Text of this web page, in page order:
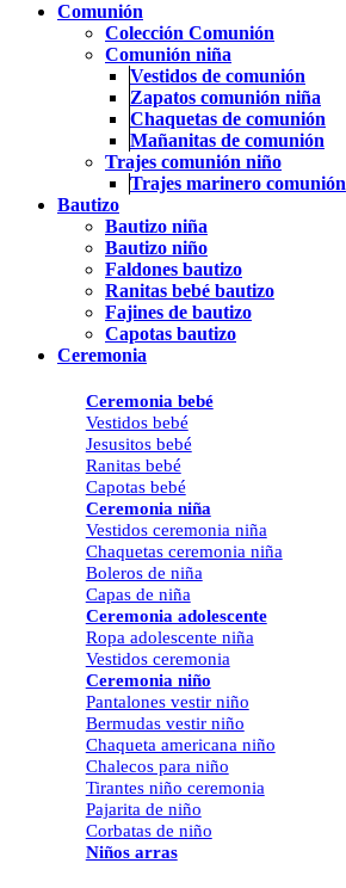
Comunión
Colección Comunión
Comunión niña
Vestidos de comunión
Zapatos comunión niña
Chaquetas de comunión
Mañanitas de comunión
Trajes comunión niño
Trajes marinero comunión
Bautizo
Bautizo niña
Bautizo niño
Faldones bautizo
Ranitas bebé bautizo
Fajines de bautizo
Capotas bautizo
Ceremonia
Ceremonia bebé
Vestidos bebé
Jesusitos bebé
Ranitas bebé
Capotas bebé
Ceremonia niña
Vestidos ceremonia niña
Chaquetas ceremonia niña
Boleros de niña
Capas de niña
Ceremonia adolescente
Ropa adolescente niña
Vestidos ceremonia
Ceremonia niño
Pantalones vestir niño
Bermudas vestir niño
Chaqueta americana niño
Chalecos para niño
Tirantes niño ceremonia
Pajarita de niño
Corbatas de niño
Niños arras